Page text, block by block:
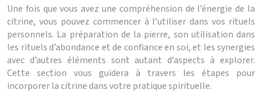
Une fois que vous avez une compréhension de l’énergie de la
citrine, vous pouvez commencer à l’utiliser dans vos rituels
personnels. La préparation de la pierre, son utilisation dans
les rituels d’abondance et de confiance en soi, et les synergies
avec d’autres éléments sont autant d’aspects à explorer.
Cette section vous guidera à travers les étapes pour
incorporer la citrine dans votre pratique spirituelle.